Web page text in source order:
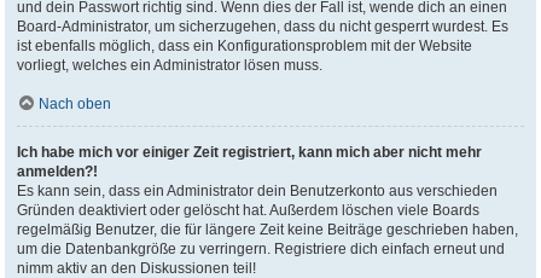
und dein Passwort richtig sind. Wenn dies der Fall ist, wende dich an einen
Board-Administrator, um sicherzugehen, dass du nicht gesperrt wurdest. Es
ist ebenfalls möglich, dass ein Konfigurationsproblem mit der Website
vorliegt, welches ein Administrator lösen muss.
Nach oben
Ich habe mich vor einiger Zeit registriert, kann mich aber nicht mehr
anmelden?!
Es kann sein, dass ein Administrator dein Benutzerkonto aus verschieden
Gründen deaktiviert oder gelöscht hat. Außerdem löschen viele Boards
regelmäßig Benutzer, die für längere Zeit keine Beiträge geschrieben haben,
um die Datenbankgröße zu verringern. Registriere dich einfach erneut und
nimm aktiv an den Diskussionen teil!